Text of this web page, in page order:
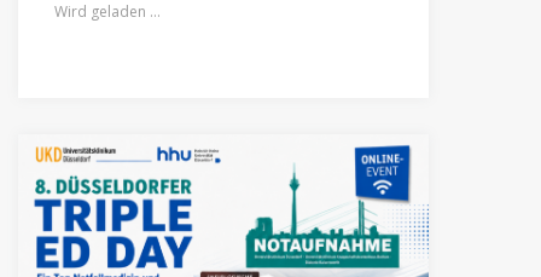
Wird geladen …